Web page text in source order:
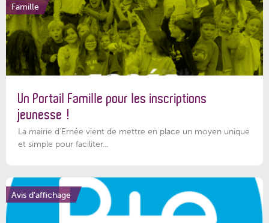
Famille
Un Portail Famille pour les inscriptions
jeunesse !
La mairie d’Ernée vient de mettre en place un moyen unique
et simple pour faciliter...
Avis d'affichage